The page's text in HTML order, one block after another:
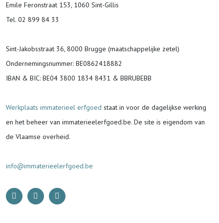
Emile Feronstraat 153, 1060 Sint-Gillis
Tel. 02 899 84 33
Sint-Jakobsstraat 36, 8000 Brugge (maatschappelijke zetel)
Ondernemingsnummer: BE0862418882
IBAN & BIC: BE04 3800 1834 8431 & BBRUBEBB
Werkplaats immaterieel erfgoed staat in voor de dagelijkse werking
en het beheer van immaterieelerfgoed.be. De site is eigendom van
de Vlaamse overheid.
info@immaterieelerfgoed.be